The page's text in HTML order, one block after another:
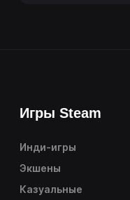
Игры Steam
Инди-игры
Экшены
Казуальные